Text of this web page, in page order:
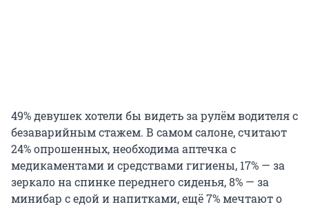
49% девушек хотели бы видеть за рулём водителя с
безаварийным стажем. В самом салоне, считают
24% опрошенных, необходима аптечка с
медикаментами и средствами гигиены, 17% — за
зеркало на спинке переднего сиденья, 8% — за
минибар с едой и напитками, ещё 7% мечтают о